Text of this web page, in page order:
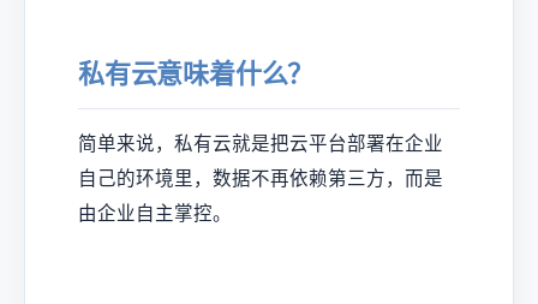
私有云意味着什么？
简单来说，私有云就是把云平台部署在企业
自己的环境里，数据不再依赖第三方，而是
由企业自主掌控。